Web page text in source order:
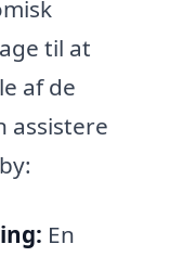
til at
af de
assistere
En